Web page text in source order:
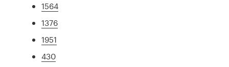
1564
1376
1951
430